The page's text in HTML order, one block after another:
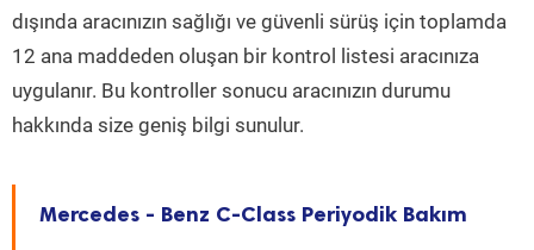
dışında aracınızın sağlığı ve güvenli sürüş için toplamda
12 ana maddeden oluşan bir kontrol listesi aracınıza
uygulanır. Bu kontroller sonucu aracınızın durumu
hakkında size geniş bilgi sunulur.
Mercedes - Benz C-Class Periyodik Bakım